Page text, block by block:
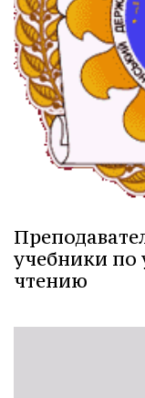
учебники по
чтению